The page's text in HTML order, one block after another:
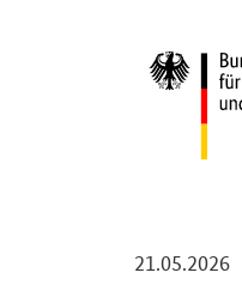
21.05.2026